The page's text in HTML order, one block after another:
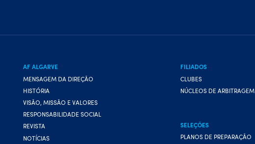
AF ALGARVE
MENSAGEM DA DIREÇÃO
HISTÓRIA
VISÃO, MISSÃO E VALORES
RESPONSABILIDADE SOCIAL
REVISTA
NOTÍCIAS
FILIADOS
CLUBES
NÚCLEOS DE ARBITRAGEM
SELEÇÕES
PLANOS DE PREPARAÇÃO